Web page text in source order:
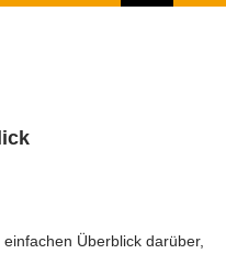
Überblick darüber,